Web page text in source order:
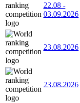
22.08 -
03.09.2026
23.08.2026
23.08.2026